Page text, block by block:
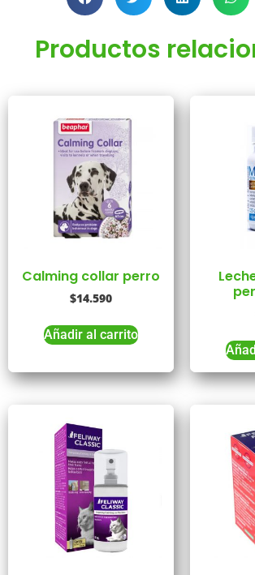
Productos
Calming collar perro
$14.590
Añadir al carrito